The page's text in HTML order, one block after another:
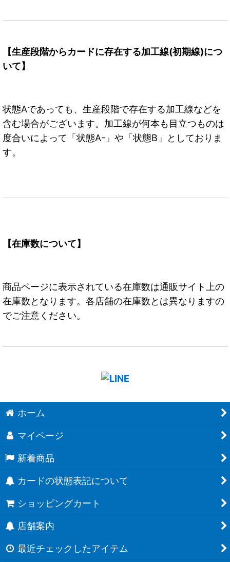
【生産段階からカードに存在する加工線(初期線)につ
いて】
状態Aであっても、生産段階で存在する加工線などを
含む場合がございます。加工線が何本も目立つものは
度合いによって「状態A-」や「状態B」としておりま
す。
【在庫数について】
商品ページに表示されている在庫数は通販サイト上の
在庫数となります。各店舗の在庫数とは異なりますの
でご注意ください。
ホーム
マイページ
新着商品
カードの状態表記について
ショッピングカート
店舗案内
最近チェックしたアイテム